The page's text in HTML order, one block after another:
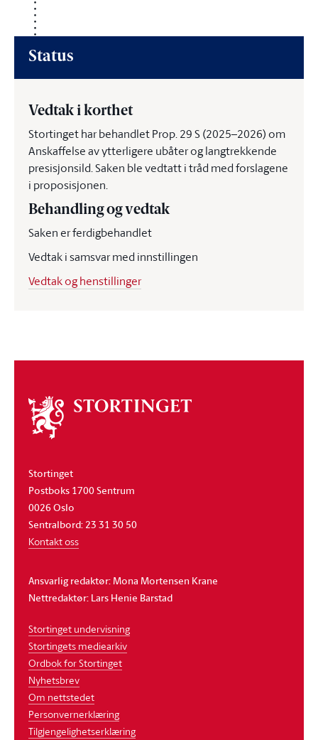
Status
Vedtak i korthet
Stortinget har behandlet Prop. 29 S (2025–2026) om
Anskaffelse av ytterligere ubåter og langtrekkende
presisjonsild. Saken ble vedtatt i tråd med forslagene
i proposisjonen.
Behandling og vedtak
Saken er ferdigbehandlet
Vedtak i samsvar med innstillingen
Vedtak og henstillinger
Om
stortinget
Stortinget
Postboks 1700 Sentrum
0026 Oslo
Sentralbord: 23 31 30 50
Kontakt oss
Ansvarlig redaktør: Mona Mortensen Krane
Nettredaktør: Lars Henie Barstad
Stortinget undervisning
Stortingets mediearkiv
Ordbok for Stortinget
Nyhetsbrev
Om nettstedet
Personvernerklæring
Tilgjengelighetserklæring